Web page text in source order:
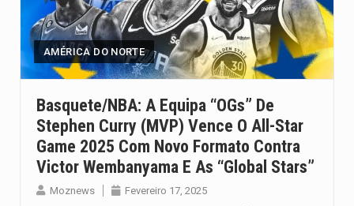
O pagamento marca o desfecho de um dos processos mais…
O programa, cuja implementação está prevista entre abril de 2026…
O Departamento de Estado norte-americano confirmou que cidadãos dos Estados…
A final coloca frente a frente duas equipas que chegaram…
AMÉRICA DO NORTE
Basquete/NBA: A Equipa “OGs” De
Stephen Curry (MVP) Vence O All-Star
Game 2025 Com Novo Formato Contra
Victor Wembanyama E As “Global Stars”
Moznews Fevereiro 17, 2025